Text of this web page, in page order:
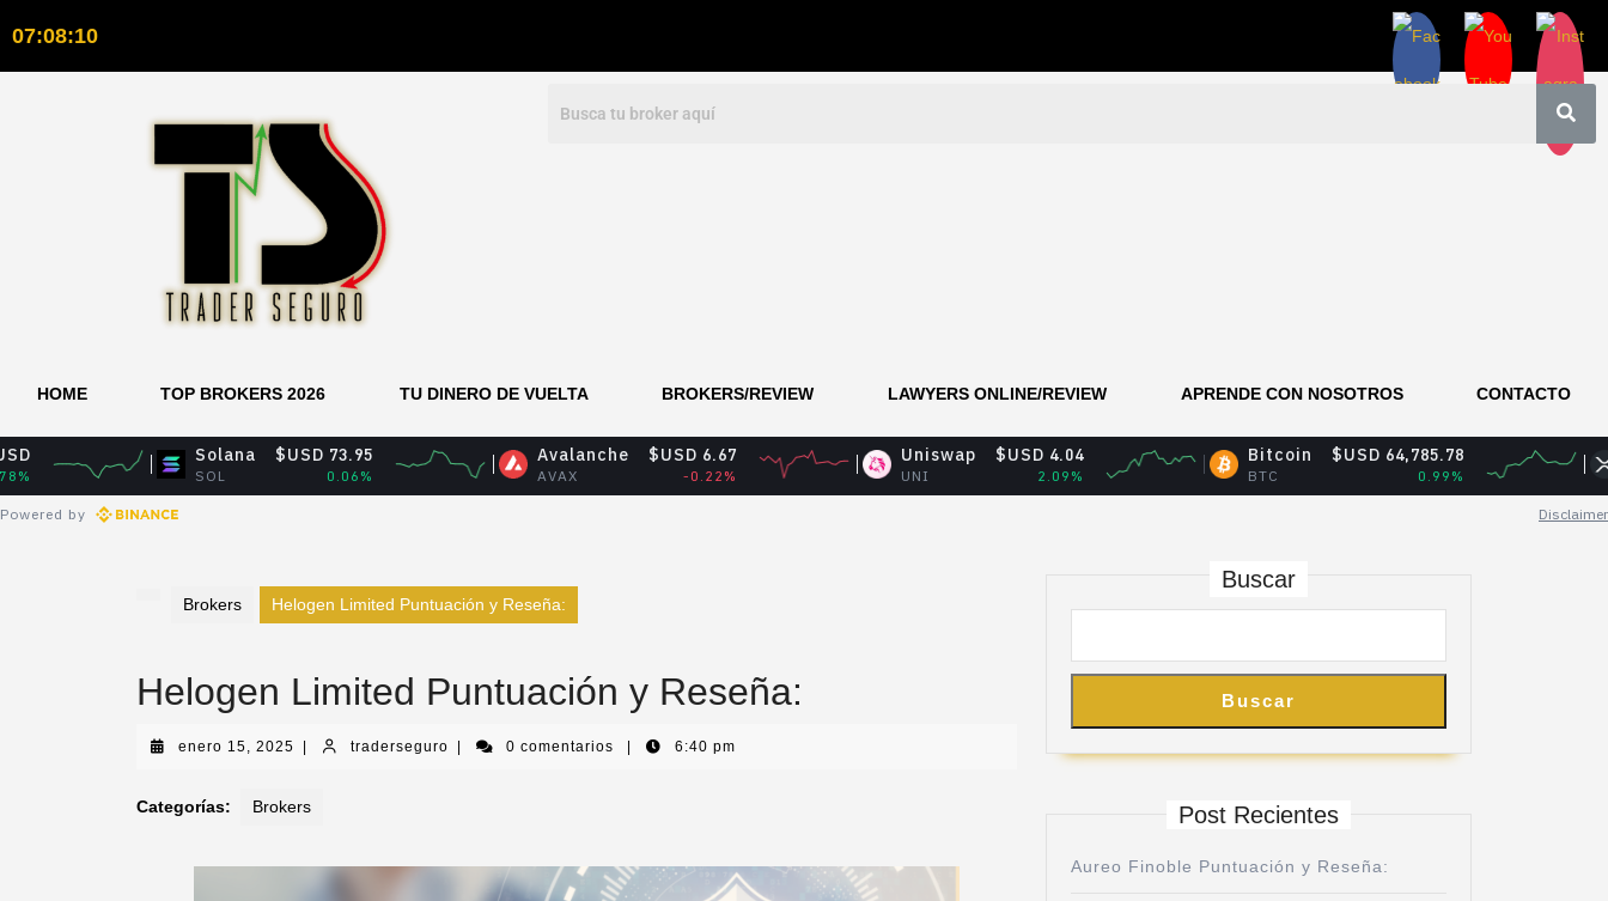
07:08:11
HOME TOP BROKERS 2026 TU DINERO DE VUELTA BROKERS/REVIEW LAWYERS ONLINE/REVIEW APRENDE CON NOSOTROS CONTACTO
Solana
SOL
$USD 73.95 Avalanche
AVAX
$USD 6.67 Uniswap $USD 4.04 Bitcoin $USD 64,785.78 XRP
Powered by Disclaimer
Brokers Helogen Limited Puntuación y Reseña:
Helogen Limited Puntuación y Reseña:
enero 15, 2025 traderseguro 0 comentarios 6:40 pm
Categorías: Brokers
Buscar
Buscar
Post Recientes
Aureo Finoble Puntuación y Reseña: